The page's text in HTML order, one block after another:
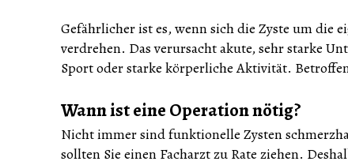
Gefährlicher ist es, wenn sich die Zyste um die
verdrehen. Das verursacht akute, sehr starke
Sport oder starke körperliche Aktivität.
Wann ist eine Operation nötig?
Nicht immer sind funktionelle Zysten
sollten Sie einen Facharzt zu Rate ziehen.